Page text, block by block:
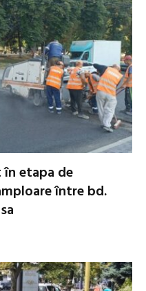
etapa de
între bd.